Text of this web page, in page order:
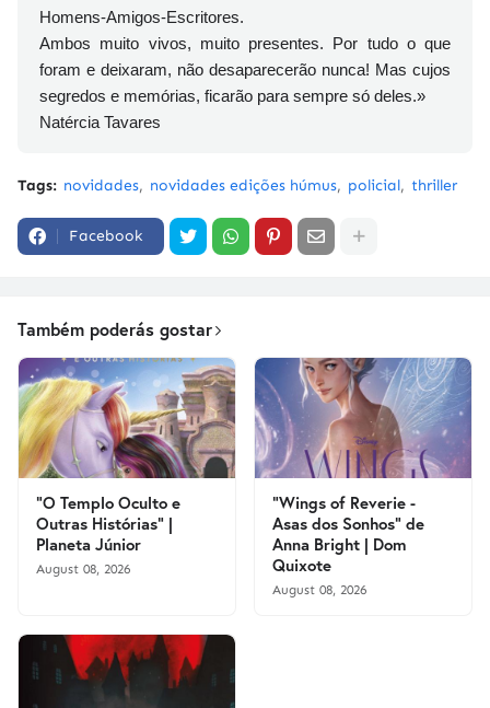
Homens-Amigos-Escritores.
Ambos muito vivos, muito presentes. Por tudo o que
foram e deixaram, não desaparecerão nunca! Mas cujos
segredos e memórias, ficarão para sempre só deles.»
Natércia Tavares
Tags: novidades novidades edições húmus policial thriller
Facebook
Também poderás gostar
"O Templo Oculto e
Outras Histórias" |
Planeta Júnior
August 08, 2026
"Wings of Reverie -
Asas dos Sonhos" de
Anna Bright | Dom
Quixote
August 08, 2026